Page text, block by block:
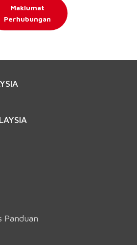
Maklumat
Perhubungan
Panduan